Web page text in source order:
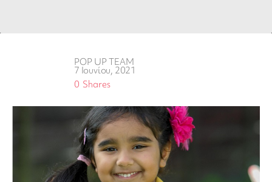
POP UP TEAM
7 Ιουνίου, 2021
Shares
0